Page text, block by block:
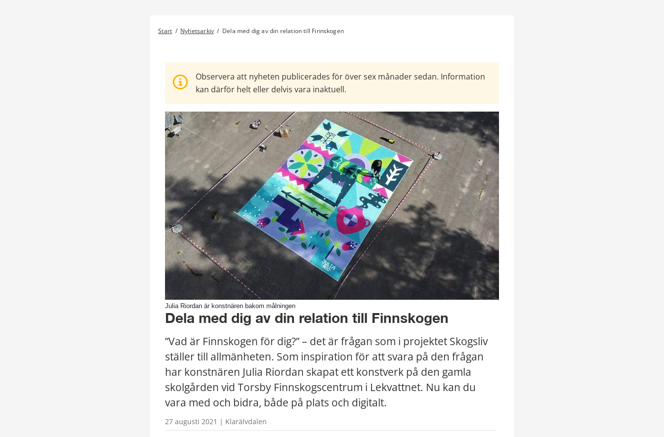
Start / Nyhetsarkiv / Dela med dig av din relation till Finnskogen
Observera att nyheten publicerades för över sex månader sedan. Information
kan därför helt eller delvis vara inaktuell.
Julia Riordan är konstnären bakom målningen
Dela med dig av din relation till Finnskogen
”Vad är Finnskogen för dig?” – det är frågan som i projektet Skogsliv
ställer till allmänheten. Som inspiration för att svara på den frågan
har konstnären Julia Riordan skapat ett konstverk på den gamla
skolgården vid Torsby Finnskogscentrum i Lekvattnet. Nu kan du
vara med och bidra, både på plats och digitalt.
27 augusti 2021 | Klarälvdalen